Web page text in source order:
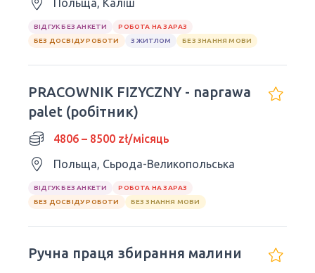
Польща, Каліш
ВІДГУК БЕЗ АНКЕТИ
РОБОТА НА ЗАРАЗ
БЕЗ ДОСВІДУ РОБОТИ
З ЖИТЛОМ БЕЗ ЗНАННЯ МОВИ
PRACOWNIK FIZYCZNY - naprawa
palet (робітник)
4806 – 8500 zł/місяць
Польща, Сьрода-Великопольська
ВІДГУК БЕЗ АНКЕТИ
РОБОТА НА ЗАРАЗ
БЕЗ ДОСВІДУ РОБОТИ
БЕЗ ЗНАННЯ МОВИ
Ручна праця збирання малини